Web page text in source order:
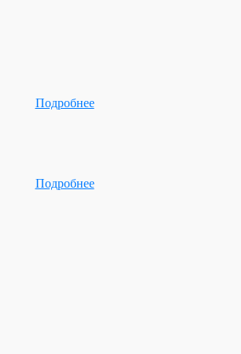
Подробнее
Подробнее